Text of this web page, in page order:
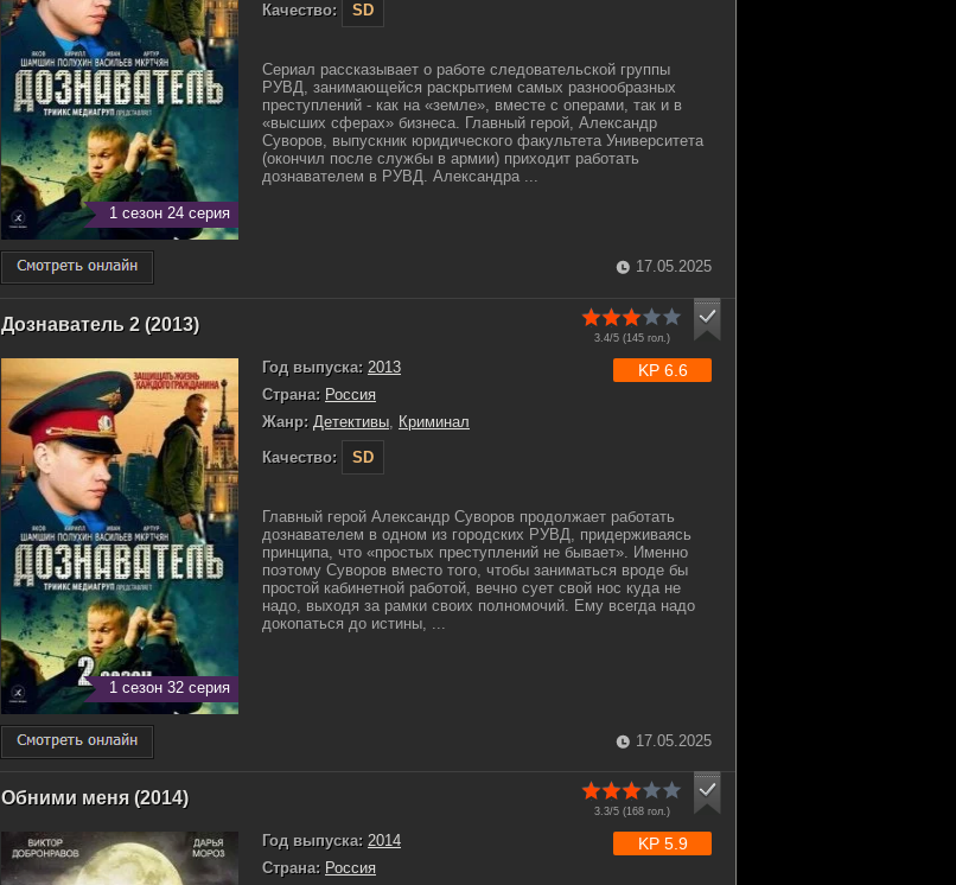
1 сезон 24 серия
Качество:
SD
Сериал рассказывает о работе следовательской группы
РУВД, занимающейся раскрытием самых разнообразных
преступлений - как на «земле», вместе с операми, так и в
«высших сферах» бизнеса. Главный герой, Александр
Суворов, выпускник юридического факультета Университета
(окончил после службы в армии) приходит работать
дознавателем в РУВД. Александра ...
17.05.2025
Дознаватель 2 (2013)
3.4/5 (145гол.)
1 сезон 32 серия
Год выпуска: 2013
Страна: Россия
Жанр: Детективы Криминал
Качество:
SD
KP 6.6
Главный герой Александр Суворов продолжает работать
дознавателем в одном из городских РУВД, придерживаясь
принципа, что «простых преступлений не бывает». Именно
поэтому Суворов вместо того, чтобы заниматься вроде бы
простой кабинетной работой, вечно сует свой нос куда не
надо, выходя за рамки своих полномочий. Ему всегда надо
докопаться до истины, ...
17.05.2025
Обними меня (2014)
3.3/5 (168гол.)
Год выпуска: 2014
Страна: Россия
KP 5.9